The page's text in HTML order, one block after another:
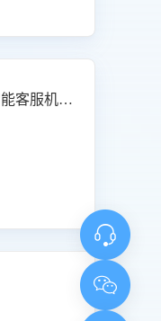
抖音-自动发送视频消息-[智能客服机器人]